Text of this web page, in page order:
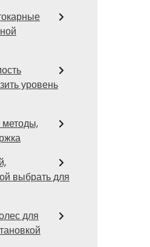
уровень
выбрать для
для